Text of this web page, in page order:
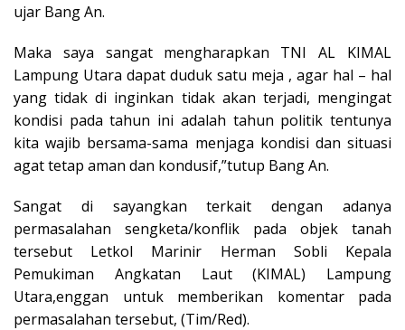
ujar Bang An.
Maka saya sangat mengharapkan TNI AL KIMAL
Lampung Utara dapat duduk satu meja , agar hal – hal
yang tidak di inginkan tidak akan terjadi, mengingat
kondisi pada tahun ini adalah tahun politik tentunya
kita wajib bersama-sama menjaga kondisi dan situasi
agat tetap aman dan kondusif,”tutup Bang An.
Sangat di sayangkan terkait dengan adanya
permasalahan sengketa/konflik pada objek tanah
tersebut Letkol Marinir Herman Sobli Kepala
Pemukiman Angkatan Laut (KIMAL) Lampung
Utara,enggan untuk memberikan komentar pada
permasalahan tersebut, (Tim/Red).